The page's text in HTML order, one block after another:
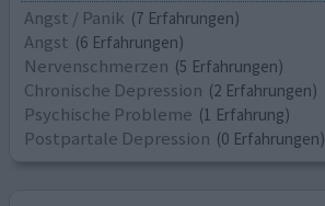
Angst / Panik (7 Erfahrungen)
Angst (6 Erfahrungen)
Nervenschmerzen (5 Erfahrungen)
Chronische Depression (2 Erfahrungen)
Psychische Probleme (1 Erfahrung)
Postpartale Depression (0 Erfahrungen)